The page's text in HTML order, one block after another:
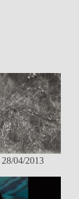
28/04/2013